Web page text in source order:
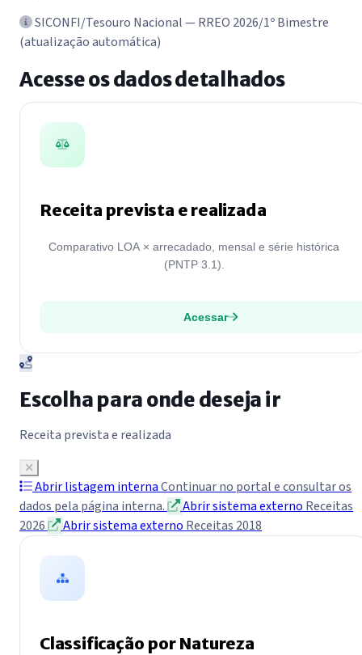
SICONFI/Tesouro Nacional — RREO 2026/1º Bimestre
(atualização automática)
Acesse os dados detalhados
Receita prevista e realizada
Comparativo LOA × arrecadado, mensal e série histórica
(PNTP 3.1).
Acessar
Escolha para onde deseja ir
Receita prevista e realizada
Abrir listagem internaContinuar no portal e consultar os
dados pela página interna.
Abrir sistema externoReceitas
2026
Abrir sistema externoReceitas 2018
Classificação por Natureza